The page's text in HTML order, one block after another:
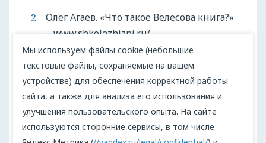
Олег Агаев. «Что такое Велесова книга?»
– www.shkolazhizni.ru/
Дмитрий Сичинава. «Почему «Велесова
книга» – это фейк» – www.arzamas.acade
Артем Ефимов. Великие исторические
подделки: «Велесова книга». Как поддел
Мы используем файлы cookie (небольшие
текстовые файлы, сохраняемые на вашем
устройстве) для обеспечения корректной работы
сайта, а также для анализа его использования и
улучшения пользовательского опыта. На сайте
используются сторонние сервисы, в том числе